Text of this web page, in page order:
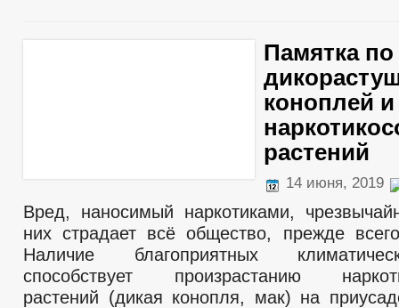
Памятка
коноплей и
растений
14 июня, 2019
Вред, наносимый наркотиками,
них страдает всё общество, прежде
Наличие благоприятных
способствует произрастанию
растений (дикая конопля, мак) на